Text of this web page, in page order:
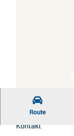
Route
Kontakt